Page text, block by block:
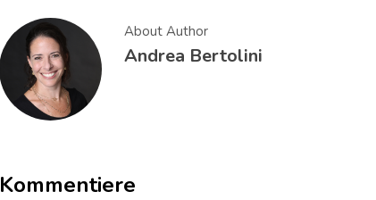
About Author
Andrea Bertolini
Kommentiere